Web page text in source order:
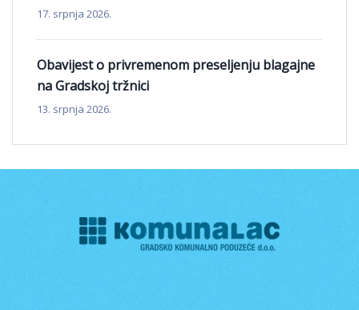
17. srpnja 2026.
Obavijest o privremenom preseljenju blagajne
na Gradskoj tržnici
13. srpnja 2026.